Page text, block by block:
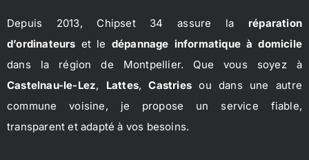
Depuis 2013, Chipset 34 assure la réparation
d’ordinateurs et le dépannage informatique à domicile
dans la région de Montpellier. Que vous soyez à
Castelnau-le-Lez, Lattes,Castries ou dans une autre
commune voisine, je propose un service fiable,
transparent et adapté à vos besoins.